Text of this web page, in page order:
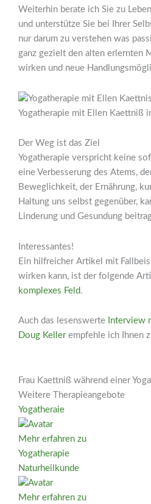
Weiterhin berate ich Sie zu
und unterstütze Sie bei Ihrer
nur darum zu verstehen was
ganz gezielt den alten erlernten
wirken und neue
Yogatherapie mit Ellen Kaettniß
Der Weg ist das Ziel
Yogatherapie verspricht keine
eine Verbesserung des Atems,
Beweglichkeit, der Ernährung,
Haltung uns selbst gegenüber,
Linderung und Gesundung
Interessantes!
Ein hilfreicher Artikel mit
wirken kann, ist der folgende
komplexes Feld .
Auch das lesenswerte Interview
Doug Kellerempfehle ich Ihnen
Frau Kaettniß während einer
Weitere Therapieangebote
Yogatheraie
Mehr erfahren zu
Yogatherapie
Naturheilkunde
Mehr erfahren zu